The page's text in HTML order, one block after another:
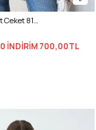
Kürk Detaylı Kot Ceket 81185 - MAVİ
İNDİRİM700,00TL